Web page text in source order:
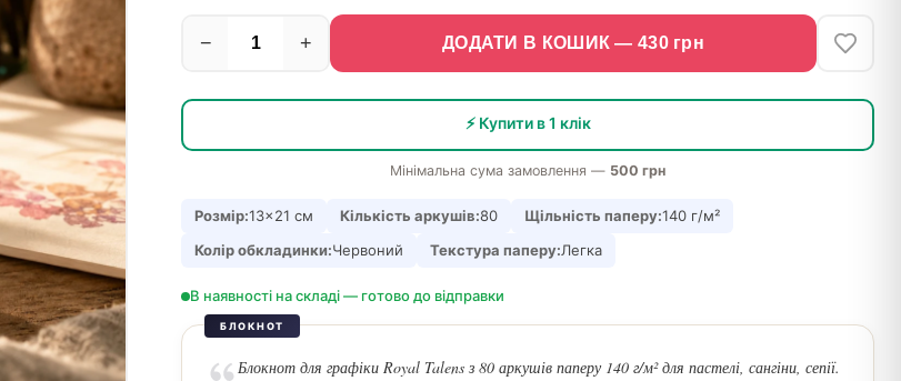
− + ДОДАТИ В КОШИК — 430грн
⚡ Купити в 1 клік
Мінімальна сума замовлення — 500 грн
Розмір:13×21 см Кількість аркушів:80 Щільність паперу:140 г/м²
Колір обкладинки:Червоний Текстура паперу:Легка
В наявності на складі — готово до відправки
БЛОКНОТ
Блокнот для графіки Royal Talens з 80 аркушів паперу 140 г/м² для пастелі, сангіни, сепії.